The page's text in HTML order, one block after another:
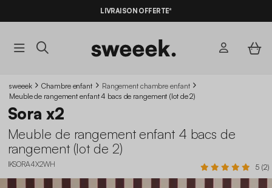
BONS PLANS* AVEC LECODE SUMMER10
LIVRAISON OFFERTE*
sweeek Chambre enfant
Rangement chambre enfant
Meuble de rangement enfant 4 bacs de rangement (lot de 2)
Sora x2
Meuble de rangement enfant 4 bacs de
rangement (lot de 2)
IKSORA4X2WH 5 (2)